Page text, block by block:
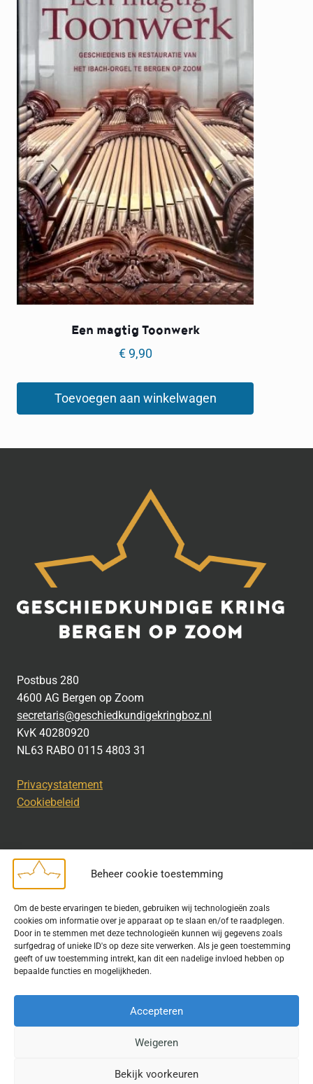
Beheer cookie toestemming
Om de beste ervaringen te bieden, gebruiken wij technologieën zoals
cookies om informatie over je apparaat op te slaan en/of te raadplegen.
Door in te stemmen met deze technologieën kunnen wij gegevens zoals
surfgedrag of unieke ID's op deze site verwerken. Als je geen toestemming
geeft of uw toestemming intrekt, kan dit een nadelige invloed hebben op
bepaalde functies en mogelijkheden.
Accepteren
Weigeren
Bekijk voorkeuren
Een magtig Toonwerk
€9,90
Toevoegen aan winkelwagen
Postbus 280
4600 AG Bergen op Zoom
secretaris@geschiedkundigekringboz.nl
KvK 40280920
NL63 RABO 0115 4803 31
Privacystatement
Cookiebeleid
Bij het uitdragen van de doelstelling van de Geschiedkundige
Kring wordt gebruik gemaakt van rechtenvrije informatie en data
waarvoor toestemming is verleend. Indien u op deze site een
publicatie van tekst of beeld aantreft die hier niet aan voldoet,